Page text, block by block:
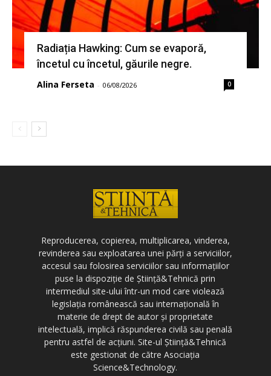
Radiația Hawking: Cum se evaporă,
încetul cu încetul, găurile negre.
Alina Ferseta - 06/08/2026 0
Reproducerea, copierea, multiplicarea, vinderea,
revinderea sau exploatarea unei părți a serviciilor,
accesul sau folosirea serviciilor sau informațiilor
puse la dispoziție de Știință&Tehnică prin
intermediul site-ului într-un mod care violează
legislația românească sau internațională în
materie de drept de autor și proprietate
intelectuală, implică răspunderea civilă sau penală
pentru astfel de acțiuni. Site-ul Știință&Tehnică
este gestionat de către Asociația
Science&Technology.